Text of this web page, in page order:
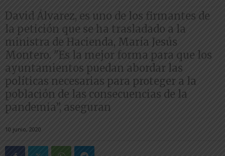
David Álvarez, es uno de los firmantes de
la petición que se ha trasladado a la
ministra de Hacienda, María Jesús
Montero. "Es la mejor forma para que los
ayuntamientos puedan abordar las
políticas necesarias para proteger a la
población de las consecuencias de la
pandemia”, aseguran
10 junio, 2020